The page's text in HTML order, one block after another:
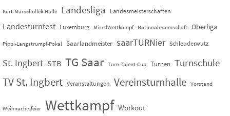
Kurt-Marschollek-Halle Landesliga Landesmeisterschaften
Landesturnfest Luxemburg MixedWettkampf Nationalmannschaft Oberliga
Pippi-Langstrumpf-Pokal Saarlandmeister saarTURNier Schleuderwutz
St. Ingbert STB TG Saar Turn-Talent-Cup Turnen Turnschule
TV St. Ingbert Veranstaltungen Vereinsturnhalle Vorstand
Weihnachtsfeier Wettkampf Workout